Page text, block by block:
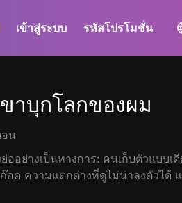
เข้าสู่ระบบ รหัสโปรโมชั่น
าบุกโลกของผม
อน
ย่ออย่างเป็นทางการ: คนเก็บตัวแบบเ
อด ความแตกต่างที่ดูไม่น่าลงตัวได้